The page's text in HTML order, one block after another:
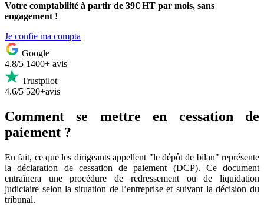
Votre comptabilité à partir de 39€ HT par mois, sans
engagement !
Je confie ma compta
Google
4.8/5 1400+ avis
Trustpilot
4.6/5 520+avis
Comment se mettre en cessation de
paiement ?
En fait, ce que les dirigeants appellent "le dépôt de bilan" représente
la déclaration de cessation de paiement (DCP). Ce document
entraînera une procédure de redressement ou de liquidation
judiciaire selon la situation de l’entreprise et suivant la décision du
tribunal.